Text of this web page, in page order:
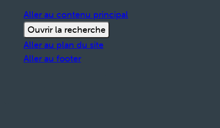
Aller au contenu principal
Ouvrir la recherche
Aller au plan du site
Aller au footer